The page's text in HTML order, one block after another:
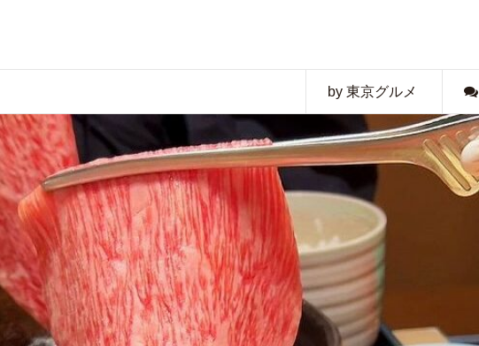
by 東京グルメ